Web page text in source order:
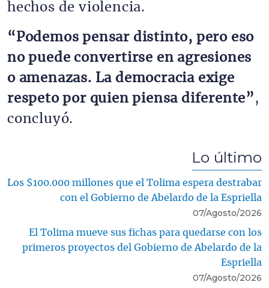
hechos de violencia.
“Podemos pensar distinto, pero eso
no puede convertirse en agresiones
o amenazas. La democracia exige
respeto por quien piensa diferente”,
concluyó.
Lo último
Los $100.000 millones que el Tolima espera destrabar
con el Gobierno de Abelardo de la Espriella
07/Agosto/2026
El Tolima mueve sus fichas para quedarse con los
primeros proyectos del Gobierno de Abelardo de la
Espriella
07/Agosto/2026